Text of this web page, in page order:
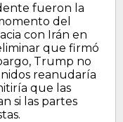
fueron la
del
con Irán en
que firmó
Trump no
reanudaría
que las
si las partes